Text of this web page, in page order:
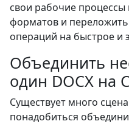
свои рабочие процессы
форматов и
операций на быстрое и
Объединить
один DOCX на
Существует много
понадобиться